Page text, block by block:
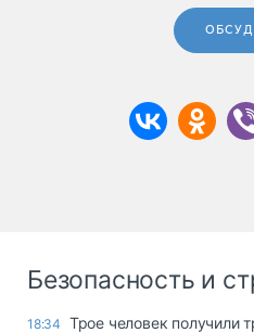
Безопасность и
18:34 Трое человек получили